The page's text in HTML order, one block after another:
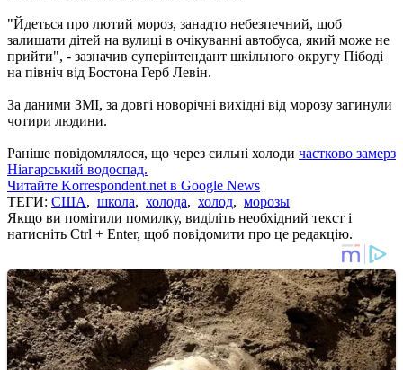
"Йдеться про лютий мороз, занадто небезпечний, щоб
залишати дітей на вулиці в очікуванні автобуса, який може не
прийти", - зазначив суперінтендант шкільного округу Пібоді
на північ від Бостона Герб Левін.
За даними ЗМІ, за довгі новорічні вихідні від морозу загинули
чотири людини.
Раніше повідомлялося, що через сильні холоди частково замерз
Ніагарський водоспад.
Читайте Korrespondent.net в Google News
ТЕГИ: США, школа, холода, холод, морозы
Якщо ви помітили помилку, виділіть необхідний текст і
натисніть Ctrl + Enter, щоб повідомити про це редакцію.